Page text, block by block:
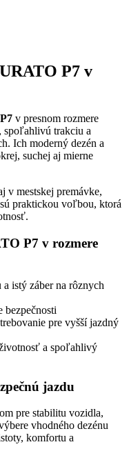
P7 v
v presnom rozmere
spoľahlivú trakciu a
Ich moderný dezén a
suchej aj mierne
v mestskej premávke,
sú praktickou voľbou, ktorá
P7 v rozmere
istý záber na rôznych
bezpečnosti
pre vyšší jazdný
a spoľahlivý
jazdu
pre stabilitu vozidla,
vhodného dezénu
komfortu a